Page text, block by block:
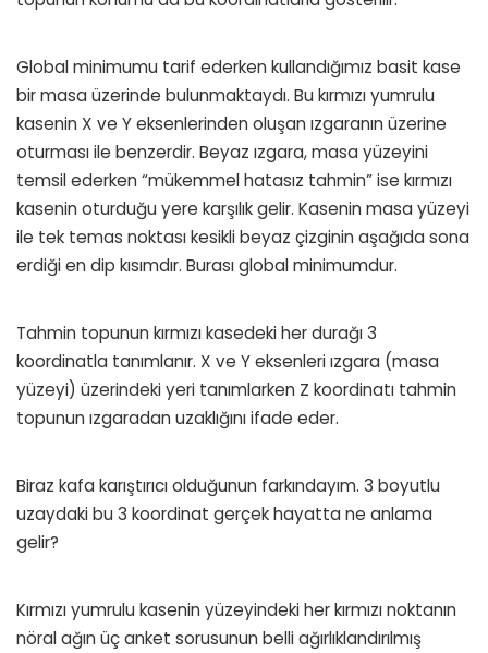
Global minimumu tarif ederken kullandığımız basit kase
bir masa üzerinde bulunmaktaydı. Bu kırmızı yumrulu
kasenin X ve Y eksenlerinden oluşan ızgaranın üzerine
oturması ile benzerdir. Beyaz ızgara, masa yüzeyini
temsil ederken “mükemmel hatasız tahmin” ise kırmızı
kasenin oturduğu yere karşılık gelir. Kasenin masa yüzeyi
ile tek temas noktası kesikli beyaz çizginin aşağıda sona
erdiği en dip kısımdır. Burası global minimumdur.
Tahmin topunun kırmızı kasedeki her durağı 3
koordinatla tanımlanır. X ve Y eksenleri ızgara (masa
yüzeyi) üzerindeki yeri tanımlarken Z koordinatı tahmin
topunun ızgaradan uzaklığını ifade eder.
Biraz kafa karıştırıcı olduğunun farkındayım. 3 boyutlu
uzaydaki bu 3 koordinat gerçek hayatta ne anlama
gelir?
Kırmızı yumrulu kasenin yüzeyindeki her kırmızı noktanın
nöral ağın üç anket sorusunun belli ağırlıklandırılmış